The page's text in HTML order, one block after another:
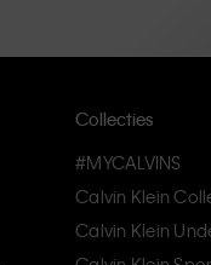
Collecties
#MYCALVINS
Calvin Klein
Calvin Klein